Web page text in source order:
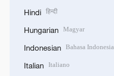
Hindi हिन्दी
Hungarian Magyar
Indonesian Bahasa Indonesia
Italian Italiano